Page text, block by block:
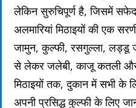
लेकिन सुरुचिपूर्ण है, जिसमें
अलमारियां मिठाइयों की एक
जामुन, कुल्फी, रसगुल्ला, लड्डू
से लेकर जलेबी, काजू कतली
मिठाइयों तक, दुकान में सभी
अपनी प्रसिद्ध कुल्फी के लिए